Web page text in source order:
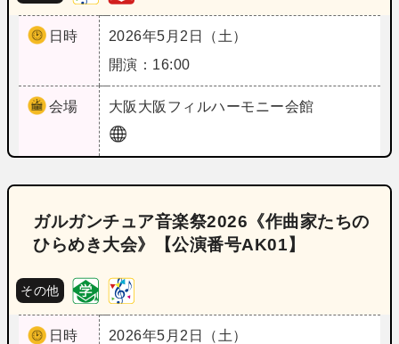
日時
2026年5月2日（土）
開演：16:00
会場 大阪 大阪フィルハーモニー会館
ガルガンチュア音楽祭2026《作曲家たちの
ひらめき大会》【公演番号AK01】
その他
日時
2026年5月2日（土）